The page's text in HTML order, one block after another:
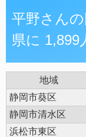
平野さん
県に 1,899
地域
静岡市葵区
静岡市清水区
浜松市東区